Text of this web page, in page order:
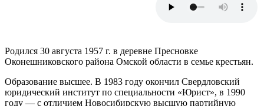
Родился 30 августа 1957 г. в деревне Пресновке
Оконешниковского района Омской области в семье крестьян.
Образование высшее. В 1983 году окончил Свердловский
юридический институт по специальности «Юрист», в 1990
году — с отличием Новосибирскую высшую партийную